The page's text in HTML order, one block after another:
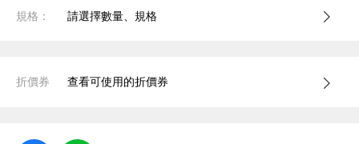
規格： 請選擇數量、規格
折價券 查看可使用的折價券